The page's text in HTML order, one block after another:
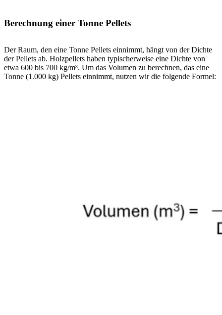
Berechnung einer Tonne Pellets
Der Raum, den eine Tonne Pellets einnimmt, hängt von der Dichte
der Pellets ab. Holzpellets haben typischerweise eine Dichte von
etwa 600 bis 700 kg/m³. Um das Volumen zu berechnen, das eine
Tonne (1.000 kg) Pellets einnimmt, nutzen wir die folgende Formel: